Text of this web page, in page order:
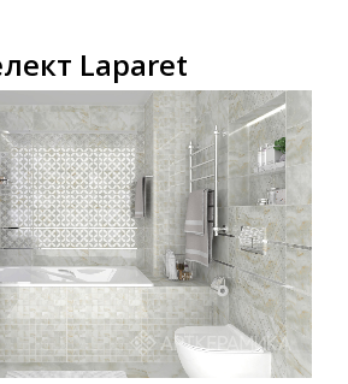
Laparet